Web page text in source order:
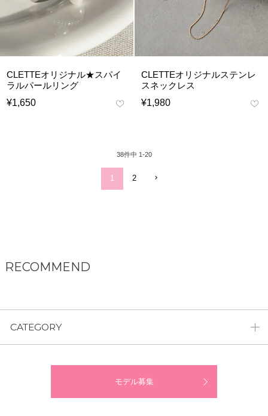
CLETTEオリジナル★スパイ
ラルパールリング
¥1,650
CLETTEオリジナルステンレ
スネックレス
¥1,980
38件中 1-20
1 2
RECOMMEND
CATEGORY
モデル募集